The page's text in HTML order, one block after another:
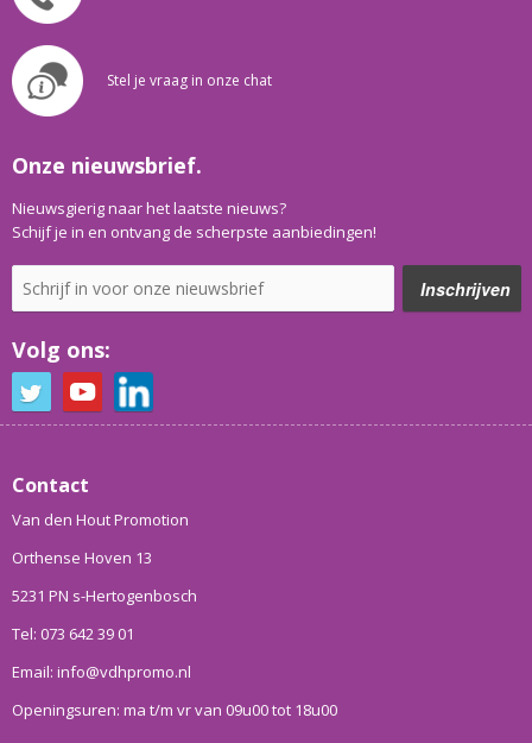
Stel je vraag in onze chat
Onze nieuwsbrief.
Nieuwsgierig naar het laatste nieuws?
Schijf je in en ontvang de scherpste aanbiedingen!
Volg ons:
Contact
Van den Hout Promotion
Orthense Hoven 13
5231 PN s-Hertogenbosch
Tel: 073 642 39 01
Email: info@vdhpromo.nl
Openingsuren: ma t/m vr van 09u00 tot 18u00